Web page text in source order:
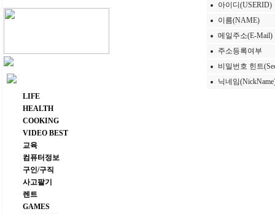
주요 메뉴
LIFE
HEALTH
COOKING
VIDEO BEST
교육
컴퓨터정보
구인/구직
사고팔기
렌트
GAMES
아이디(USERID)
이름(NAME)
메일주소(E-Mail)
주소등록여부
비밀번호 힌트
닉네임